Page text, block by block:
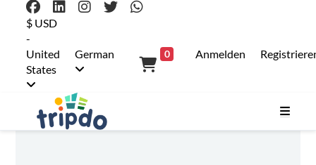
$ USD
-
United
States
German 0 Anmelden